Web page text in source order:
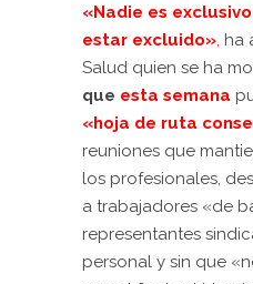
«Nadie es
estar excluido», ha
Salud quien se ha
que esta semana
«hoja de ruta
reuniones que
los profesionales,
a trabajadores «de
representantes
personal y sin que